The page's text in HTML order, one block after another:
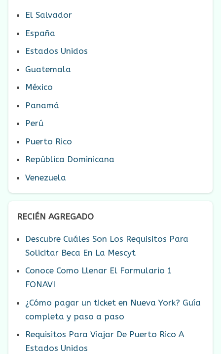
El Salvador
España
Estados Unidos
Guatemala
México
Panamá
Perú
Puerto Rico
República Dominicana
Venezuela
RECIÉN AGREGADO
Descubre Cuáles Son Los Requisitos Para
Solicitar Beca En La Mescyt
Conoce Como Llenar El Formulario 1
FONAVI
¿Cómo pagar un ticket en Nueva York? Guía
completa y paso a paso
Requisitos Para Viajar De Puerto Rico A
Estados Unidos